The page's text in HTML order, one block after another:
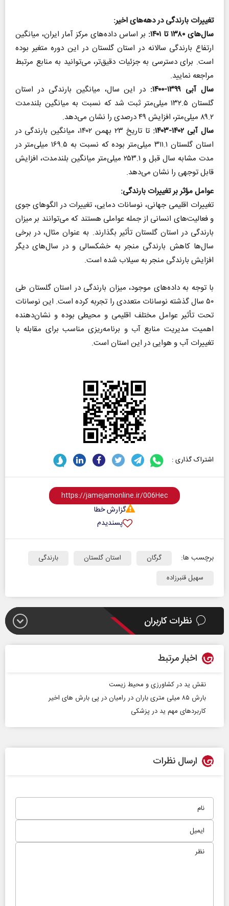
تغییرات بارندگی در دهه‌های اخیر:
سال‌های ۱۳۸۰تا ۱۴۰۱: بر اساس داده‌های مرکز آمار ایران، میانگین
ارتفاع بارندگی سالانه در استان گلستان در این دوره متغیر بوده
است. برای دسترسی به جزئیات دقیق‌تر، می‌توانید به منابع مرتبط
مراجعه نمایید.
سال آبی ۱۳۹۹-۱۴۰۰ : در این سال، میانگین بارندگی در استان
گلستان ۱۳۲.۵ میلی‌متر ثبت شد که نسبت به میانگین بلندمدت
۸۹.۲ میلی‌متر، افزایش ۴۹ درصدی را نشان می‌دهد.
سال آبی ۱۴۰۲-۱۴۰۳ :
تا تاریخ ۲۳ بهمن ۱۴۰۲، میانگین بارندگی در
استان گلستان ۳۱۱.۱ میلی‌متر بوده که نسبت به ۱۶۹.۵ میلی‌متر در
مدت مشابه سال قبل و ۲۵۳.۱ میلی‌متر میانگین بلندمدت، افزایش
قابل توجهی را نشان می‌دهد.
عوامل مؤثر بر تغییرات بارندگی:
تغییرات اقلیمی جهانی، نوسانات دمایی، تغییرات در الگوهای جوی
و فعالیت‌های انسانی از جمله عواملی هستند که می‌توانند بر میزان
بارندگی در استان گلستان تأثیر بگذارند. به عنوان مثال، در برخی
سال‌ها کاهش بارندگی منجر به خشکسالی و در سال‌های دیگر
افزایش بارندگی منجر به سیلاب شده است.
با توجه به داده‌های موجود، میزان بارندگی در استان گلستان طی
۵۰ سال گذشته نوسانات متعددی را تجربه کرده است. این نوسانات
تحت تأثیر عوامل مختلف اقلیمی و محیطی بوده و نشان‌دهنده
اهمیت مدیریت منابع آب و برنامه‌ریزی مناسب برای مقابله با
تغییرات آب و هوایی در این استان است.
اشتراک گذاری :
گزارش خطا
پسندیدم
برچسب ها: گرگان استان گلستان
بارندگی
سهیل قنبرزاده
نظرات کاربران
اخبار مرتبط
نقش ید در کشاورزی و محیط زیست
بارش ۸۵ میلی متری باران در رامیان در پی بارش های اخیر
کاربردهای مهم ید در پزشکی
ارسال نظرات